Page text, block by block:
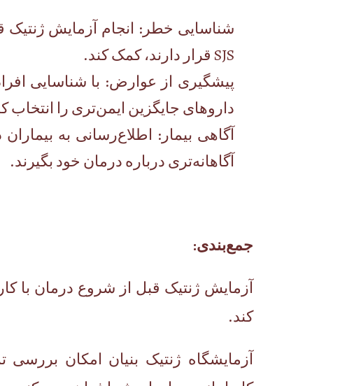
شناسایی خطر: انجام آزمایش ژنتیک
SJS قرار دارند، کمک کند.
پیشگیری از عوارض: با شناسایی
داروهای جایگزین ایمن‌تری را انتخاب
آگاهی بیمار: اطلاع‌رسانی به
آگاهانه‌تری درباره درمان خود بگیرند.
جمع‌بندی:
آزمایش ژنتیک قبل از شروع درمان با
کند.
آزمایشگاه ژنتیک بنیان امکان